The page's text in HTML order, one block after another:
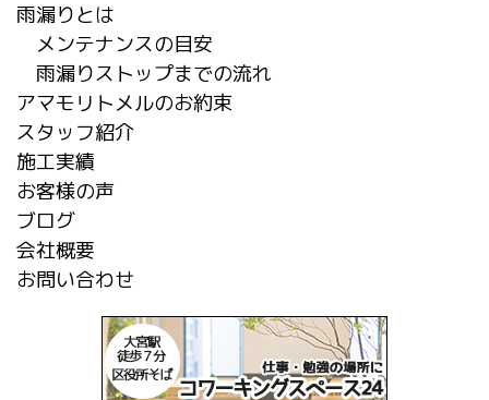
雨漏りとは
メンテナンスの目安
雨漏りストップまでの流れ
アマモリトメルのお約束
スタッフ紹介
施工実績
お客様の声
ブログ
会社概要
お問い合わせ